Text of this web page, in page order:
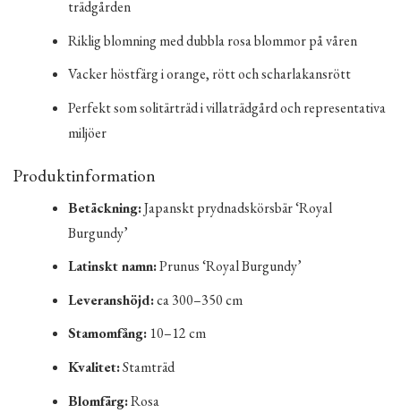
trädgården
Riklig blomning med dubbla rosa blommor på våren
Vacker höstfärg i orange, rött och scharlakansrött
Perfekt som solitärträd i villaträdgård och representativa
miljöer
Produktinformation
Betäckning:Japanskt prydnadskörsbär ‘Royal
Burgundy’
Latinskt namn:Prunus ‘Royal Burgundy’
Leveranshöjd:ca 300–350 cm
Stamomfång:10–12 cm
Kvalitet:Stamträd
Blomfärg:Rosa